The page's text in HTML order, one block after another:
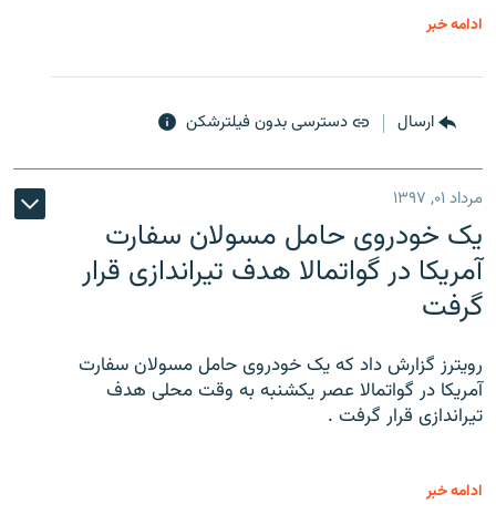
ادامه خبر
ارسال دسترسی بدون فیلترشکن
مرداد ۰۱, ۱۳۹۷
یک خودروی حامل مسولان سفارت
آمریکا در گواتمالا هدف تیراندازی قرار
گرفت
رویترز گزارش داد که یک خودروی حامل مسولان سفارت
آمریکا در گواتمالا عصر یکشنبه به وقت محلی هدف
تیراندازی قرار گرفت .
ادامه خبر